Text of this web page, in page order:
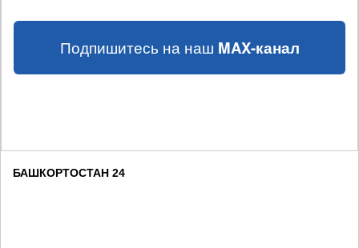
Подпишитесь на наш MAX-канал
БАШКОРТОСТАН 24